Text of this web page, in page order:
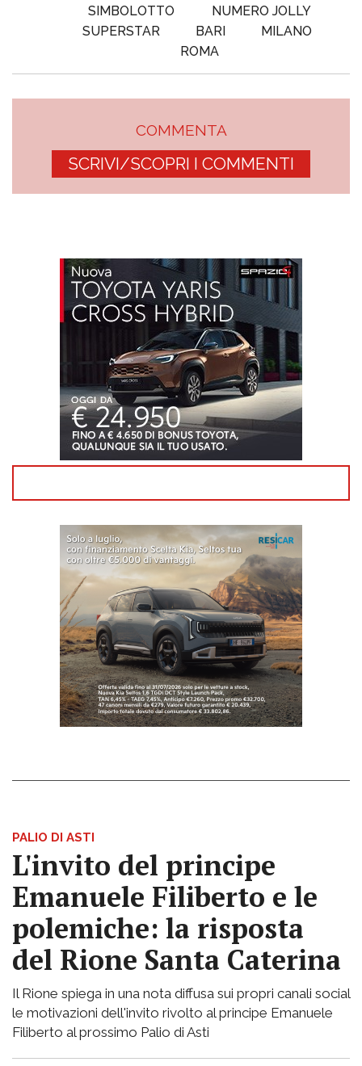
SIMBOLOTTO
NUMERO JOLLY
SUPERSTAR
BARI
MILANO
ROMA
COMMENTA
SCRIVI/SCOPRI I COMMENTI
PALIO DI ASTI
L'invito del principe
Emanuele Filiberto e le
polemiche: la risposta
del Rione Santa Caterina
Il Rione spiega in una nota diffusa sui propri canali social
le motivazioni dell'invito rivolto al principe Emanuele
Filiberto al prossimo Palio di Asti